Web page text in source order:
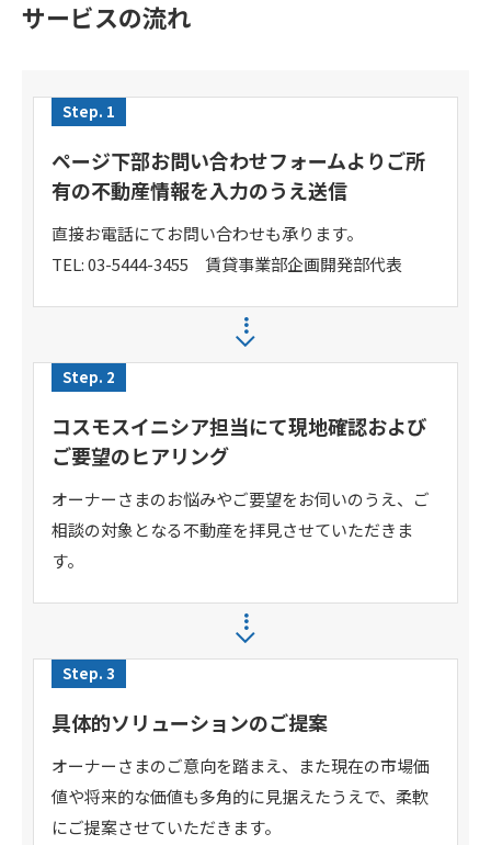
サービスの流れ
Step. 1
ページ下部お問い合わせフォームよりご所
有の不動産情報を入力のうえ送信
直接お電話にてお問い合わせも承ります。
TEL: 03-5444-3455 賃貸事業部企画開発部代表
Step. 2
コスモスイニシア担当にて現地確認および
ご要望のヒアリング
オーナーさまのお悩みやご要望をお伺いのうえ、ご
相談の対象となる不動産を拝見させていただきま
す。
Step. 3
具体的ソリューションのご提案
オーナーさまのご意向を踏まえ、また現在の市場価
値や将来的な価値も多角的に見据えたうえで、柔軟
にご提案させていただきます。